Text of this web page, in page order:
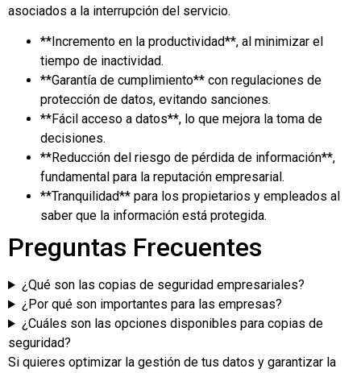
asociados a la interrupción del servicio.
**Incremento en la productividad**, al minimizar el
tiempo de inactividad.
**Garantía de cumplimiento** con regulaciones de
protección de datos, evitando sanciones.
**Fácil acceso a datos**, lo que mejora la toma de
decisiones.
**Reducción del riesgo de pérdida de información**,
fundamental para la reputación empresarial.
**Tranquilidad** para los propietarios y empleados al
saber que la información está protegida.
Preguntas Frecuentes
¿Qué son las copias de seguridad empresariales?
¿Por qué son importantes para las empresas?
¿Cuáles son las opciones disponibles para copias de
seguridad?
Si quieres optimizar la gestión de tus datos y garantizar la